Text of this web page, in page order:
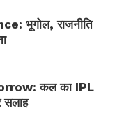
भूगोल, राजनीति
कल का IPL